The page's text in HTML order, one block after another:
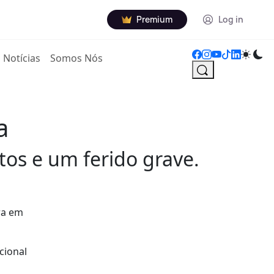
Premium Log in
Notícias Somos Nós
e um ferido grave.
em